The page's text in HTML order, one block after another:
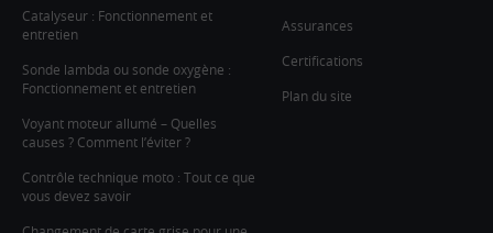
Catalyseur : Fonctionnement et
entretien
Sonde lambda ou sonde oxygène :
Fonctionnement et entretien
Voyant moteur allumé – Quelles
causes ? Comment l’éviter ?
Contrôle technique moto : Tout ce que
vous devez savoir
Assurances
Certifications
Plan du site